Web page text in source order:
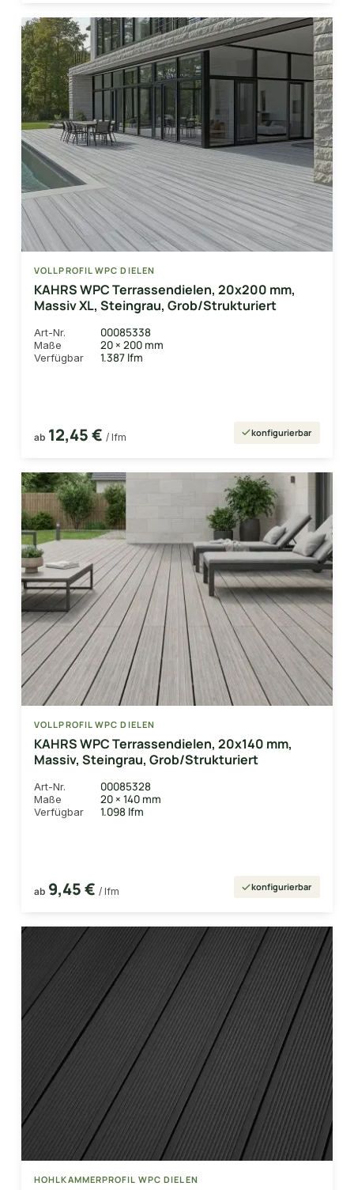
VOLLPROFIL WPC DIELEN
KAHRS WPC Terrassendielen, 20x200 mm,
Massiv XL, Steingrau, Grob/Strukturiert
Art-Nr. 00085338
Maße 20 × 200 mm
Verfügbar 1.387 lfm
ab 12,45 € / lfm konfigurierbar
VOLLPROFIL WPC DIELEN
KAHRS WPC Terrassendielen, 20x140 mm,
Massiv, Steingrau, Grob/Strukturiert
Art-Nr. 00085328
Maße 20 × 140 mm
Verfügbar 1.098 lfm
ab 9,45 € / lfm konfigurierbar
HOHLKAMMERPROFIL WPC DIELEN